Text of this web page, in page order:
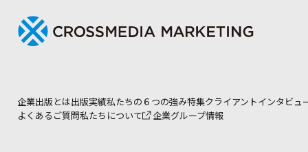
企業出版とは出版実績私たちの６つの強み特集クライアントインタビュ
よくあるご質問私たちについて 企業グループ情報